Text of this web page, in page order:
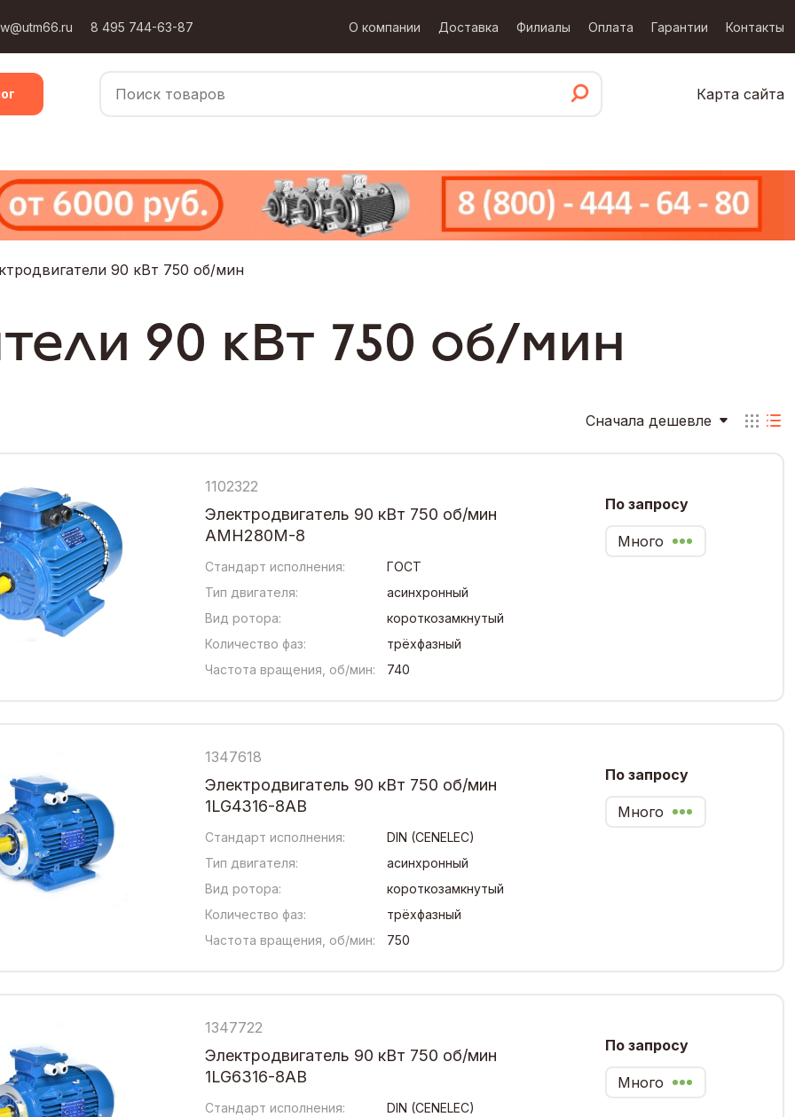
8 495 744-63-87 О компании Доставка Филиалы Оплата Гарантии Контакты
Карта сайта
90 кВт 750 об/мин
90 кВт 750 об/мин
Сначала дешевле
1102322
Электродвигатель 90 кВт 750 об/мин
АМН280М-8
Стандарт исполнения:
ГОСТ
Тип двигателя:
асинхронный
Вид ротора:
короткозамкнутый
Количество фаз:
трёхфазный
Частота вращения, об/мин:
740
По запросу
Много
1347618
Электродвигатель 90 кВт 750 об/мин
1LG4316-8AB
Стандарт исполнения:
DIN (CENELEC)
Тип двигателя:
асинхронный
Вид ротора:
короткозамкнутый
Количество фаз:
трёхфазный
Частота вращения, об/мин:
750
По запросу
Много
1347722
Электродвигатель 90 кВт 750 об/мин
1LG6316-8AB
Стандарт исполнения:
DIN (CENELEC)
По запросу
Много